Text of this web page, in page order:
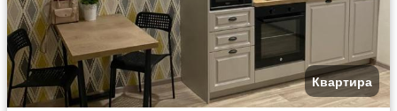
Квартира